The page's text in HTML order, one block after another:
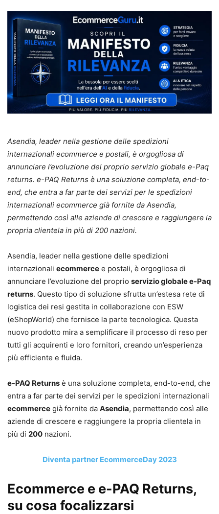
Asendia, leader nella gestione delle spedizioni
internazionali ecommerce e postali, è orgogliosa di
annunciare l’evoluzione del proprio servizio globale e-Paq
returns. e-PAQ Returns è una soluzione completa, end-to-
end, che entra a far parte dei servizi per le spedizioni
internazionali ecommerce già fornite da Asendia,
permettendo così alle aziende di crescere e raggiungere la
propria clientela in più di 200 nazioni.
Asendia, leader nella gestione delle spedizioni
internazionali ecommerce e postali, è orgogliosa di
annunciare l’evoluzione del proprio servizio globale e-Paq
returns. Questo tipo di soluzione sfrutta un’estesa rete di
logistica dei resi gestita in collaborazione con ESW
(eShopWorld) che fornisce la parte tecnologica. Questa
nuovo prodotto mira a semplificare il processo di reso per
tutti gli acquirenti e loro fornitori, creando un’esperienza
più efficiente e fluida.
e-PAQ Returns è una soluzione completa, end-to-end, che
entra a far parte dei servizi per le spedizioni internazionali
ecommerce già fornite da Asendia, permettendo così alle
aziende di crescere e raggiungere la propria clientela in
più di 200 nazioni.
Diventa partner EcommerceDay 2023
Ecommerce e e-PAQ Returns,
su cosa focalizzarsi